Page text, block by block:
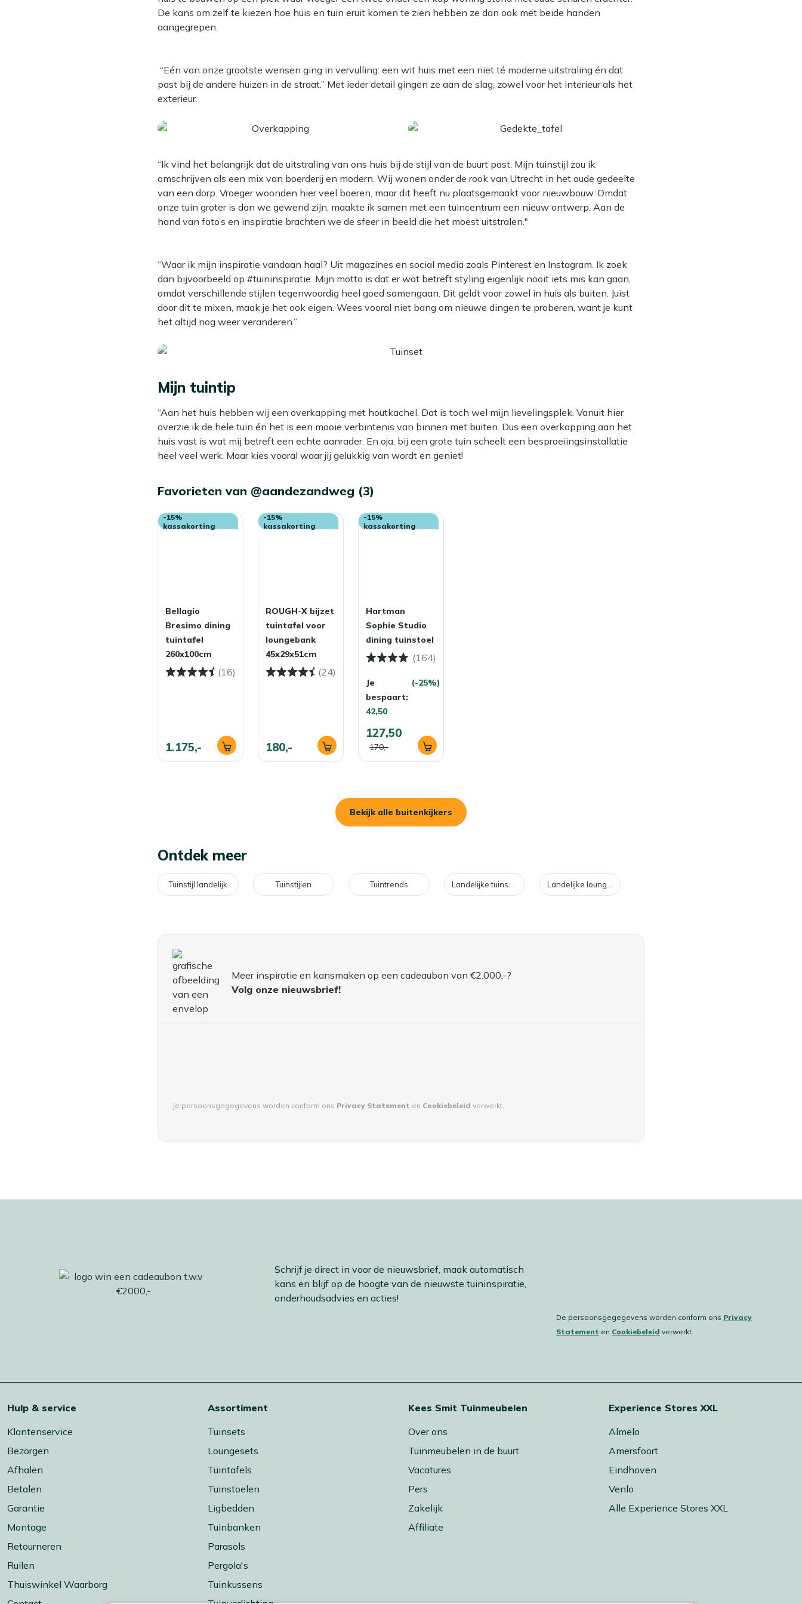
De kans om zelf te kiezen hoe huis en tuin eruit komen te zien hebben ze dan ook met beide handen
aangegrepen.
“Eén van onze grootste wensen ging in vervulling: een wit huis met een niet té moderne uitstraling én dat
past bij de andere huizen in de straat.” Met ieder detail gingen ze aan de slag, zowel voor het interieur als het
exterieur.
“Ik vind het belangrijk dat de uitstraling van ons huis bij de stijl van de buurt past. Mijn tuinstijl zou ik
omschrijven als een mix van boerderij en modern. Wij wonen onder de rook van Utrecht in het oude gedeelte
van een dorp. Vroeger woonden hier veel boeren, maar dit heeft nu plaatsgemaakt voor nieuwbouw. Omdat
onze tuin groter is dan we gewend zijn, maakte ik samen met een tuincentrum een nieuw ontwerp. Aan de
hand van foto’s en inspiratie brachten we de sfeer in beeld die het moest uitstralen."
“Waar ik mijn inspiratie vandaan haal? Uit magazines en social media zoals Pinterest en Instagram. Ik zoek
dan bijvoorbeeld op #tuininspiratie. Mijn motto is dat er wat betreft styling eigenlijk nooit iets mis kan gaan,
omdat verschillende stijlen tegenwoordig heel goed samengaan. Dit geldt voor zowel in huis als buiten. Juist
door dit te mixen, maak je het ook eigen. Wees vooral niet bang om nieuwe dingen te proberen, want je kunt
het altijd nog weer veranderen.”
Mijn tuintip
“Aan het huis hebben wij een overkapping met houtkachel. Dat is toch wel mijn lievelingsplek. Vanuit hier
overzie ik de hele tuin én het is een mooie verbintenis van binnen met buiten. Dus een overkapping aan het
huis vast is wat mij betreft een echte aanrader. En oja, bij een grote tuin scheelt een besproeiingsinstallatie
heel veel werk. Maar kies vooral waar jij gelukkig van wordt en geniet!
Favorieten van @aandezandweg (3)
-15%
kassakorting
Bellagio
Bresimo dining
tuintafel
260x100cm
(16)
1.175,-
-15%
kassakorting
ROUGH-X bijzet
tuintafel voor
loungebank
45x29x51cm
(24)
180,-
-15%
kassakorting
Hartman
Sophie Studio
dining tuinstoel
(164)
Je
bespaart:
42,50
(-25%)
127,50
170,-
Bekijk alle buitenkijkers
Ontdek meer
Tuinstijl landelijk Tuinstijlen Tuintrends
Meer inspiratie en kansmaken op een cadeaubon van €2.000,-?
Volg onze nieuwsbrief!
Je persoonsgegegevens worden conform ons Privacy Statement en Cookiebeleid verwerkt.
Schrijf je direct in voor de nieuwsbrief, maak automatisch
kans en blijf op de hoogte van de nieuwste tuininspiratie,
onderhoudsadvies en acties!
De persoonsgegegevens worden conform ons Privacy
Statement en Cookiebeleid verwerkt.
Hulp & service
Klantenservice
Bezorgen
Afhalen
Betalen
Garantie
Montage
Retourneren
Ruilen
Thuiswinkel Waarborg
Assortiment
Tuinsets
Loungesets
Tuintafels
Tuinstoelen
Ligbedden
Tuinbanken
Parasols
Pergola's
Tuinkussens
Kees Smit Tuinmeubelen
Over ons
Tuinmeubelen in de buurt
Vacatures
Pers
Zakelijk
Affiliate
Experience Stores XXL
Almelo
Amersfoort
Eindhoven
Venlo
Alle Experience Stores XXL